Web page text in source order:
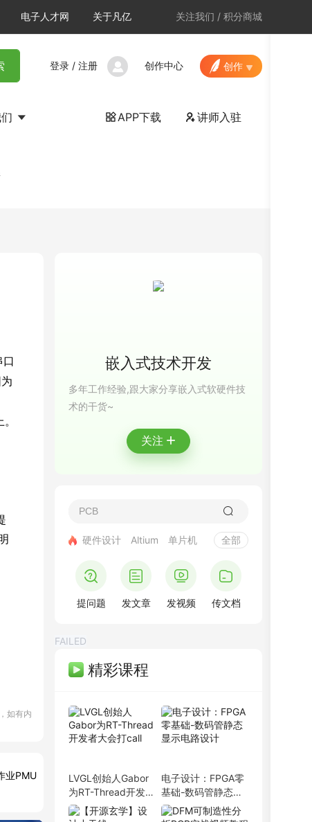
电子人才网 关于凡亿 关注我们 / 积分商城
登录 / 注册 创作中心 创作
APP下载 讲师入驻
口
如有内
业PMU
嵌入式技术开发
多年工作经验,跟大家分享嵌入式软硬件技
术的干货~
关注 +
硬件设计 Altium 单片机 全部
提问题 发文章 发视频 传文档
FAILED
精彩课程
LVGL创始人Gabor
为RT-Thread开发者
大会打call
电子设计：FPGA零
基础-数码管静态显
示电路设计
单片机开发班
剩余3天
预约占座
ITOS特训班
剩余3天
即将报满
信号仿真特训营
剩余3天
预约占座